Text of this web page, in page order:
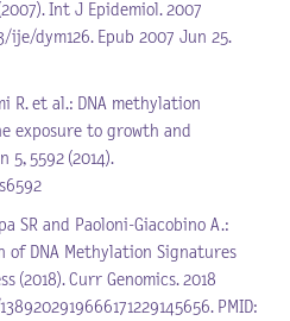
Int J Epidemiol. 2007
ije/dym126. Epub 2007 Jun 25.
R. et al.: DNA methylation
exposure to growth and
5, 5592 (2014).
SR and Paoloni-Giacobino A.:
of DNA Methylation Signatures
(2018). Curr Genomics. 2018
PMID: